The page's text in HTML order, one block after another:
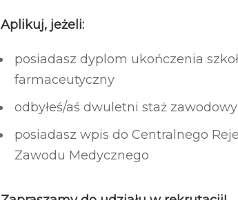
Aplikuj, jeżeli:
posiadasz dyplom ukończenia
farmaceutyczny
odbyłeś/aś dwuletni staż zawodowy
posiadasz wpis do Centralnego
Zawodu Medycznego